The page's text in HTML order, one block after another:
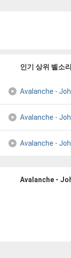
인기 상위 벨소리
Avalanche -
Avalanche -
Avalanche -